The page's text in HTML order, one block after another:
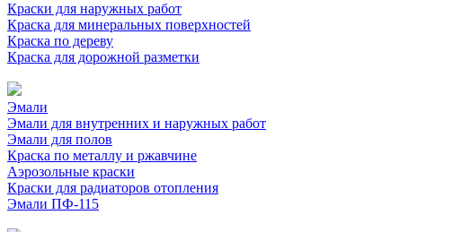
Краски для наружных работ
Краска для минеральных поверхностей
Краска по дереву
Краска для дорожной разметки
Эмали
Эмали для внутренних и наружных работ
Эмали для полов
Краска по металлу и ржавчине
Аэрозольные краски
Краски для радиаторов отопления
Эмали ПФ-115